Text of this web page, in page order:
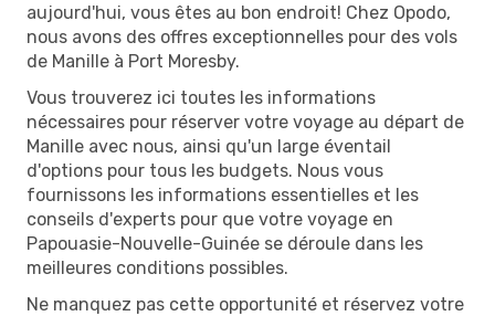
aujourd'hui, vous êtes au bon endroit! Chez Opodo,
nous avons des offres exceptionnelles pour des vols
de Manille à Port Moresby.
Vous trouverez ici toutes les informations
nécessaires pour réserver votre voyage au départ de
Manille avec nous, ainsi qu'un large éventail
d'options pour tous les budgets. Nous vous
fournissons les informations essentielles et les
conseils d'experts pour que votre voyage en
Papouasie-Nouvelle-Guinée se déroule dans les
meilleures conditions possibles.
Ne manquez pas cette opportunité et réservez votre